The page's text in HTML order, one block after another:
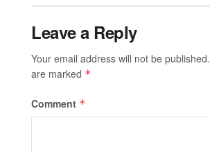
Leave a Reply
Your email address will not be published.
are marked *
Comment *